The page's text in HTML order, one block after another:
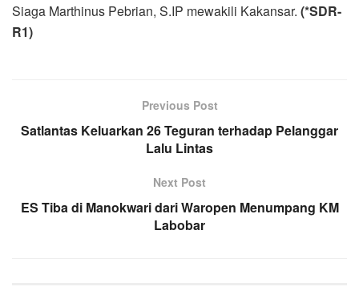
Siaga Marthinus Pebrian, S.IP mewakili Kakansar. (*SDR-
R1)
Previous Post
Satlantas Keluarkan 26 Teguran terhadap Pelanggar
Lalu Lintas
Next Post
ES Tiba di Manokwari dari Waropen Menumpang KM
Labobar